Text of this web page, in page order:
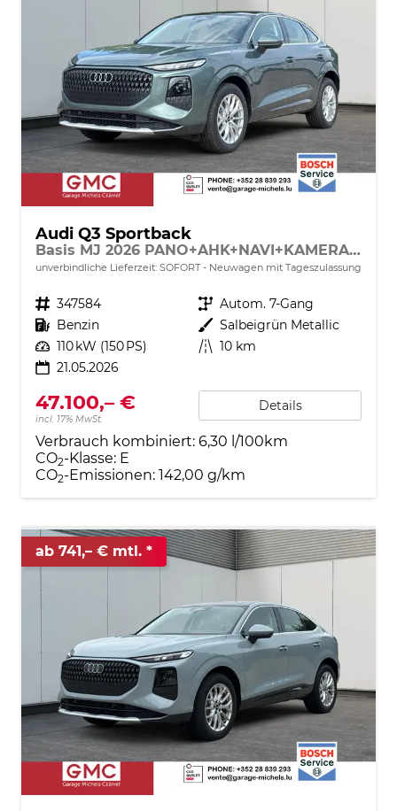
Audi Q3 Sportback
Basis MJ 2026 PANO+AHK+NAVI+KAMERA+EL. HECKKL.+LED+18 LM
unverbindliche Lieferzeit: SOFORT Neuwagen mit Tageszulassung
Fahrzeugnr. 347584 Getriebe Autom. 7-Gang
Kraftstoff Benzin Außenfarbe Salbeigrün Metallic
Leistung 110 kW (150 PS) Kilometerstand 10 km
21.05.2026
47.100,– €
incl. 17% MwSt.
Details
Verbrauch kombiniert: 6,30 l/100km
CO2-Klasse: E
CO2-Emissionen: 142,00 g/km
ab 741,– € mtl.